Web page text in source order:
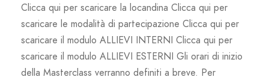
Clicca qui per scaricare la locandina Clicca qui per
scaricare le modalità di partecipazione Clicca qui per
scaricare il modulo ALLIEVI INTERNI Clicca qui per
scaricare il modulo ALLIEVI ESTERNI Gli orari di inizio
della Masterclass verranno definiti a breve. Per